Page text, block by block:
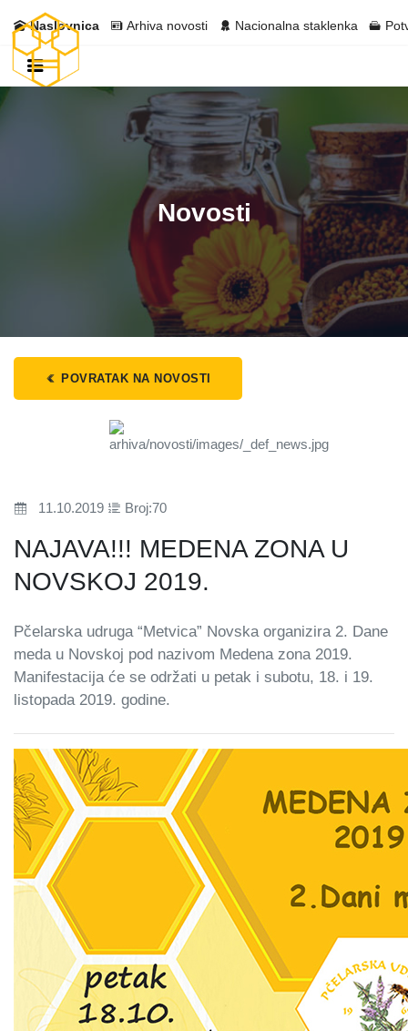
Naslovnica Arhiva novosti Nacionalna staklenka
Novosti
POVRATAK NA NOVOSTI
11.10.2019 Broj:70
NAJAVA!!! MEDENA ZONA U
NOVSKOJ 2019.
Pčelarska udruga “Metvica” Novska organizira 2. Dane
meda u Novskoj pod nazivom Medena zona 2019.
Manifestacija će se održati u petak i subotu, 18. i 19.
listopada 2019. godine.